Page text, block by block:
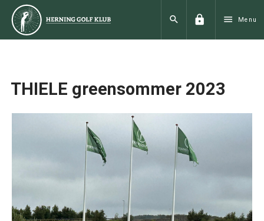
search lock menu Menu
THIELE greensommer 2023